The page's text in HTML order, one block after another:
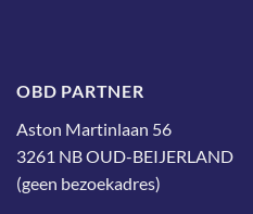
OBD PARTNER
Aston Martinlaan 56
3261 NB OUD-BEIJERLAND
(geen bezoekadres)